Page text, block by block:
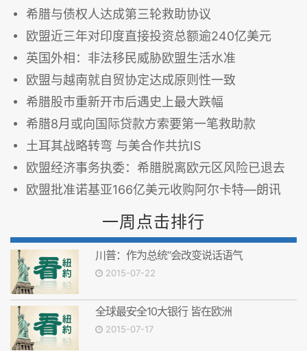
希腊与债权人达成第三轮救助协议
欧盟近三年对印度直接投资总额逾240亿美元
英国外相：非法移民威胁欧盟生活水准
欧盟与越南就自贸协定达成原则性一致
希腊股市重新开市后遇史上最大跌幅
希腊8月或向国际贷款方索要第一笔救助款
土耳其战略转弯 与美合作共抗IS
欧盟经济事务执委：希腊脱离欧元区风险已退去
欧盟批准诺基亚166亿美元收购阿尔卡特—朗讯
一周点击排行
川普：作为总统“会改变说话语气
2015-07-22
全球最安全10大银行 皆在欧洲
2015-07-17